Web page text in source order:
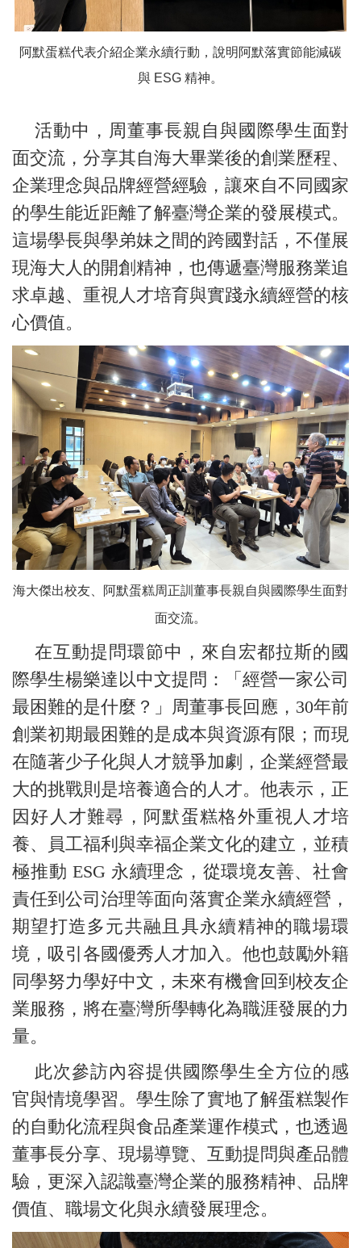
阿默蛋糕代表介紹企業永續行動，說明阿默落實節能減碳
與 ESG 精神。
活動中，周董事長親自與國際學生面對
面交流，分享其自海大畢業後的創業歷程、
企業理念與品牌經營經驗，讓來自不同國家
的學生能近距離了解臺灣企業的發展模式。
這場學長與學弟妹之間的跨國對話，不僅展
現海大人的開創精神，也傳遞臺灣服務業追
求卓越、重視人才培育與實踐永續經營的核
心價值。
海大傑出校友、阿默蛋糕周正訓董事長親自與國際學生面對
面交流。
在互動提問環節中，來自宏都拉斯的國
際學生楊樂達以中文提問：「經營一家公司
最困難的是什麼？」周董事長回應，30年前
創業初期最困難的是成本與資源有限；而現
在隨著少子化與人才競爭加劇，企業經營最
大的挑戰則是培養適合的人才。他表示，正
因好人才難尋，阿默蛋糕格外重視人才培
養、員工福利與幸福企業文化的建立，並積
極推動 ESG 永續理念，從環境友善、社會
責任到公司治理等面向落實企業永續經營，
期望打造多元共融且具永續精神的職場環
境，吸引各國優秀人才加入。他也鼓勵外籍
同學努力學好中文，未來有機會回到校友企
業服務，將在臺灣所學轉化為職涯發展的力
量。
此次參訪內容提供國際學生全方位的感
官與情境學習。學生除了實地了解蛋糕製作
的自動化流程與食品產業運作模式，也透過
董事長分享、現場導覽、互動提問與產品體
驗，更深入認識臺灣企業的服務精神、品牌
價值、職場文化與永續發展理念。